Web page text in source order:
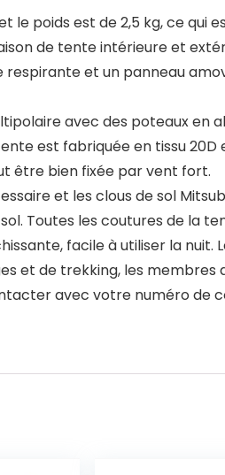
le poids est de 2,5 kg, ce
de tente intérieure et
respirante et un panneau
avec des poteaux en
est fabriquée en tissu
être bien fixée par vent fort.
et les clous de sol
Toutes les coutures de la
facile à utiliser la
et de trekking, les
avec votre numéro